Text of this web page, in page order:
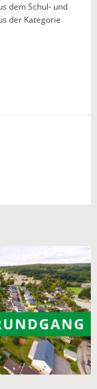
dem Schul- und
der Kategorie